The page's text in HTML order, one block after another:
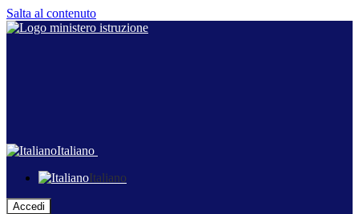
Salta al contenuto
Italiano
Italiano
Accedi